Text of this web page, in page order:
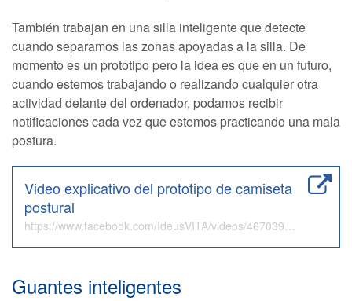
También trabajan en una silla inteligente que detecte
cuando separamos las zonas apoyadas a la silla. De
momento es un prototipo pero la idea es que en un futuro,
cuando estemos trabajando o realizando cualquier otra
actividad delante del ordenador, podamos recibir
notificaciones cada vez que estemos practicando una mala
postura.
Video explicativo del prototipo de camiseta
postural
https://www.facebook.com/IdeusVITA/videos/467039343453069/?video_source=pages_finch_main_video
Guantes inteligentes